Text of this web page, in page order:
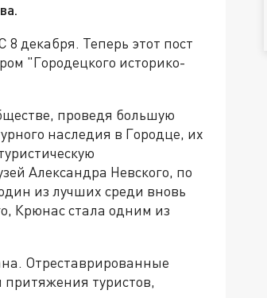
декабря. Теперь этот пост
"Городецкого историко-
проведя большую
наследия в Городце, их
Александра Невского, по
из лучших среди вновь
Крюнас стала одним из
Отреставрированные
притяжения туристов,